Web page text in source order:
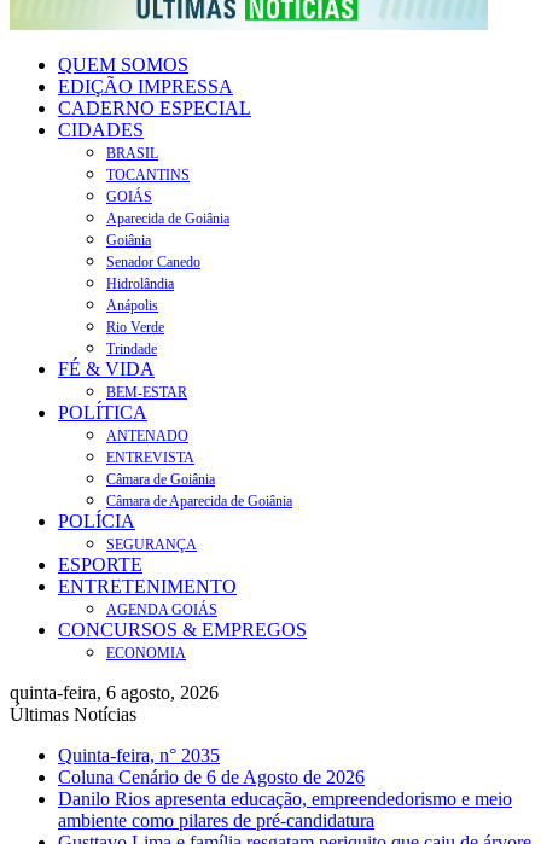
QUEM SOMOS
EDIÇÃO IMPRESSA
CADERNO ESPECIAL
CIDADES
BRASIL
TOCANTINS
GOIÁS
Aparecida de Goiânia
Goiânia
Senador Canedo
Hidrolândia
Anápolis
Rio Verde
Trindade
FÉ & VIDA
BEM-ESTAR
POLÍTICA
ANTENADO
ENTREVISTA
Câmara de Goiânia
Câmara de Aparecida de Goiânia
POLÍCIA
SEGURANÇA
ESPORTE
ENTRETENIMENTO
AGENDA GOIÁS
CONCURSOS & EMPREGOS
ECONOMIA
quinta-feira, 6 agosto, 2026
Últimas Notícias
Quinta-feira, n° 2035
Coluna Cenário de 6 de Agosto de 2026
Danilo Rios apresenta educação, empreendedorismo e meio
ambiente como pilares de pré-candidatura